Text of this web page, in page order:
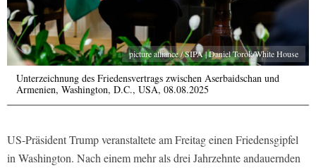
picture alliance / SIPA | Daniel Torok/White House
Unterzeichnung des Friedensvertrags zwischen Aserbaidschan und
Armenien, Washington, D.C., USA, 08.08.2025
US-Präsident Trump veranstaltete am Freitag einen Friedensgipfel
in Washington. Nach einem mehr als drei Jahrzehnte andauernden